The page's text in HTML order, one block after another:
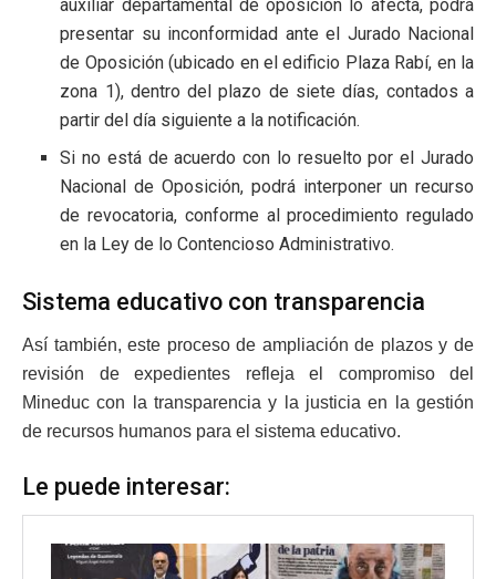
auxiliar departamental de oposición lo afecta, podrá
presentar su inconformidad ante el Jurado Nacional
de Oposición (ubicado en el edificio Plaza Rabí, en la
zona 1), dentro del plazo de siete días, contados a
partir del día siguiente a la notificación.
Si no está de acuerdo con lo resuelto por el Jurado
Nacional de Oposición, podrá interponer un recurso
de revocatoria, conforme al procedimiento regulado
en la Ley de lo Contencioso Administrativo.
Sistema educativo con transparencia
Así también, este proceso de ampliación de plazos y de
revisión de expedientes refleja el compromiso del
Mineduc con la transparencia y la justicia en la gestión
de recursos humanos para el sistema educativo.
Le puede interesar: